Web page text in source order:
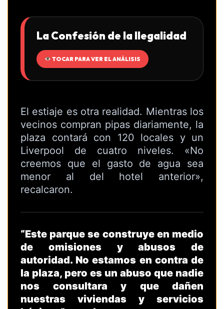
La Confesión de la Ilegalidad
TOCAR PARA VER EL ANÁLISIS
El estiaje es otra realidad. Mientras los
vecinos compran pipas diariamente, la
plaza contará con 120 locales y un
Liverpool de cuatro niveles. «No
creemos que el gasto de agua sea
menor al del hotel anterior»,
recalcaron.
“Este parque se construye en medio
de omisiones y abusos de
autoridad. No estamos en contra de
la plaza, pero es un abuso que nadie
nos consultara y que dañen
nuestras viviendas y servicios